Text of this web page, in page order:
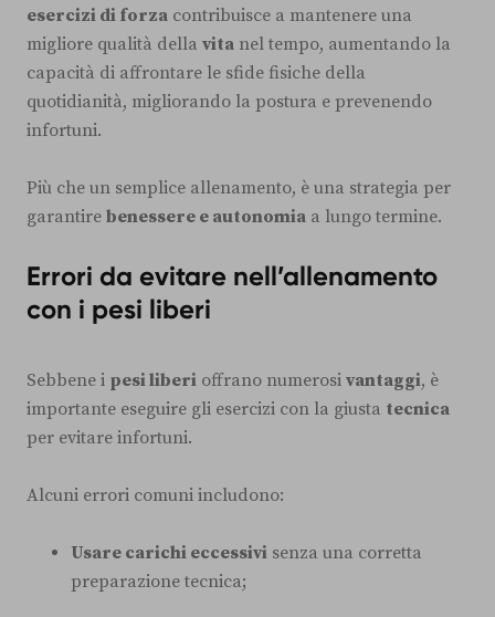
esercizi di forza contribuisce a mantenere una
migliore qualità della vita nel tempo, aumentando la
capacità di affrontare le sfide fisiche della
quotidianità, migliorando la postura e prevenendo
infortuni.
Più che un semplice allenamento, è una strategia per
garantire benessere e autonomia a lungo termine.
Errori da evitare nell’allenamento
con i pesi liberi
Sebbene i pesi liberi offrano numerosi vantaggi, è
importante eseguire gli esercizi con la giusta tecnica
per evitare infortuni.
Alcuni errori comuni includono:
Usare carichi eccessivi senza una corretta
preparazione tecnica;